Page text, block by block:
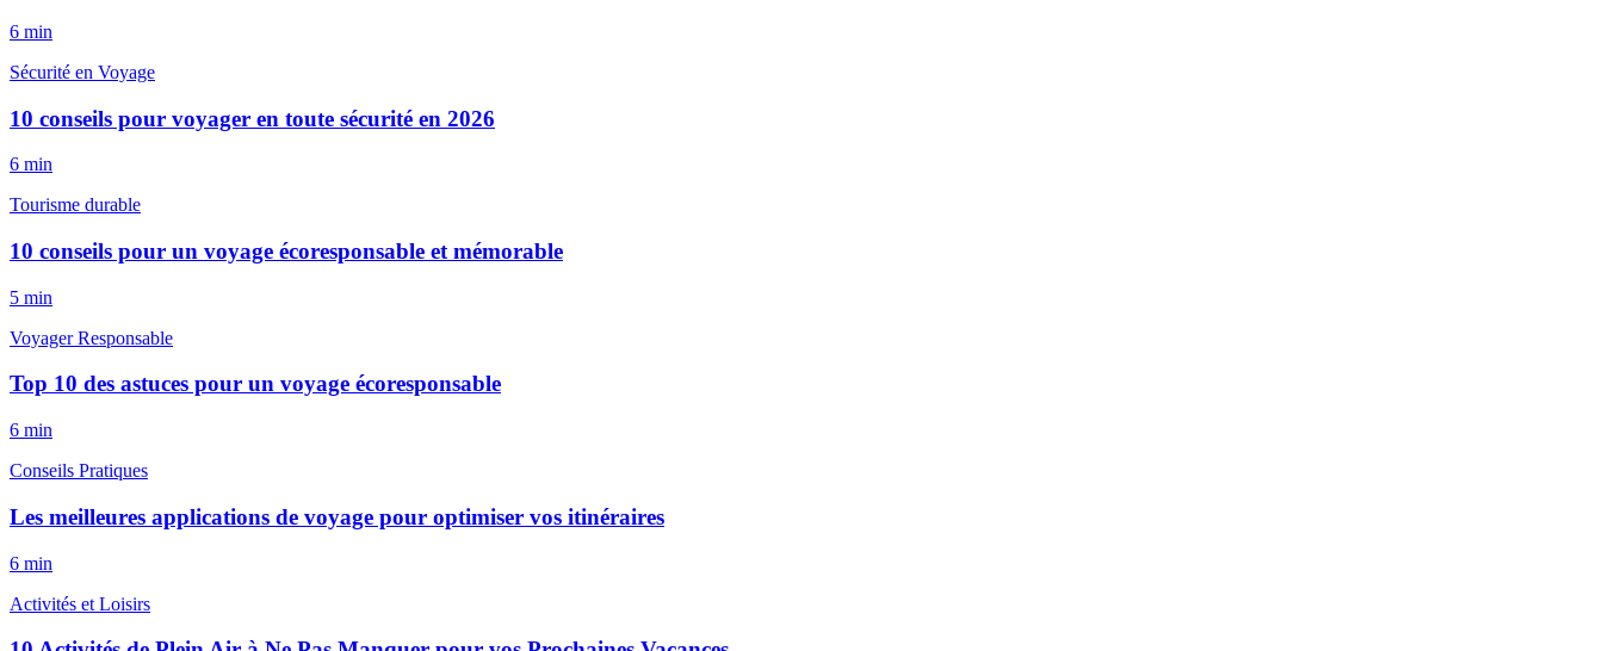
6 min
Sécurité en Voyage
10 conseils pour voyager en toute sécurité en 2026
6 min
Tourisme durable
10 conseils pour un voyage écoresponsable et mémorable
5 min
Voyager Responsable
Top 10 des astuces pour un voyage écoresponsable
6 min
Conseils Pratiques
Les meilleures applications de voyage pour optimiser vos itinéraires
6 min
Activités et Loisirs